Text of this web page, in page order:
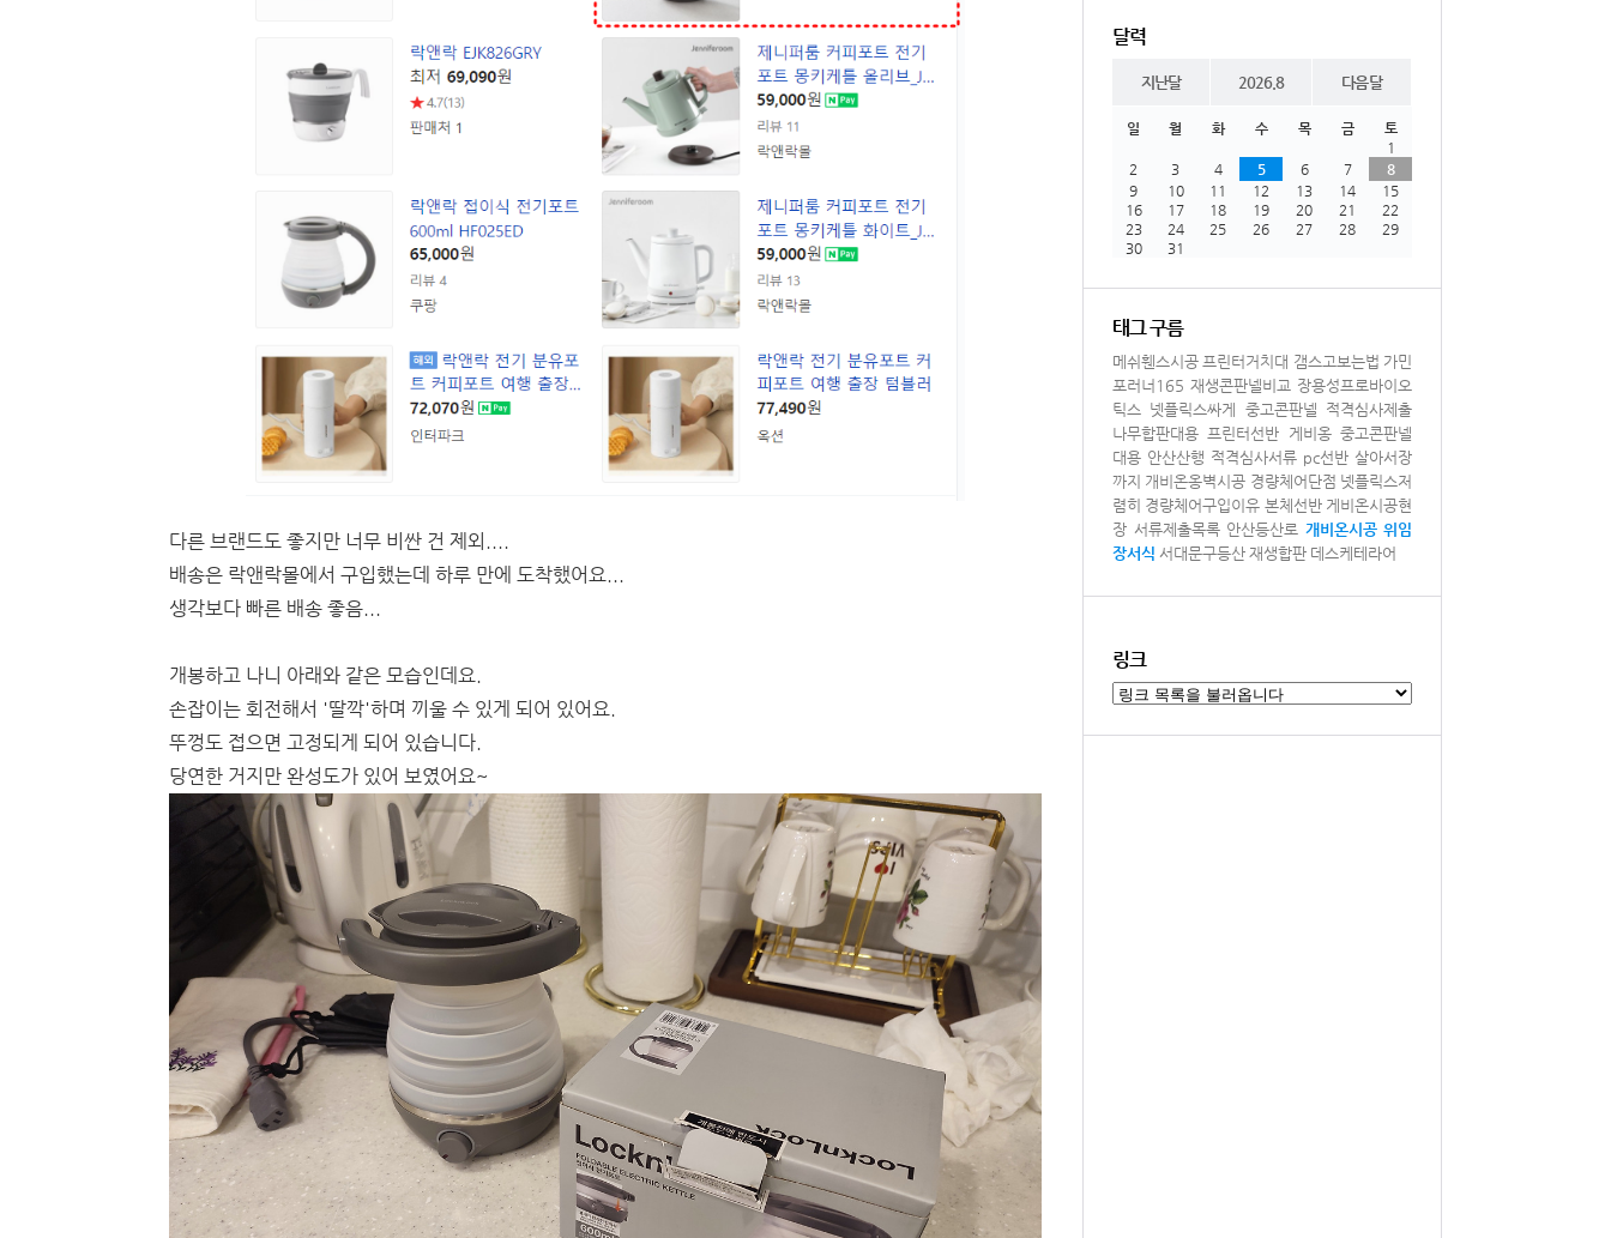
다른 브랜드도 좋지만 너무 비싼 건 제외....
배송은 락앤락몰에서 구입했는데 하루 만에 도착했어요...
생각보다 빠른 배송 좋음...
개봉하고 나니 아래와 같은 모습인데요.
손잡이는 회전해서 '딸깍'하며 끼울 수 있게 되어 있어요.
뚜껑도 접으면 고정되게 되어 있습니다.
당연한 거지만 완성도가 있어 보였어요~
달력
지난달 2026.8 다음달
일 월 화 수 목 금
토
1
2
3 4 5 6 7
8
9
10 11 12 13 14
15
16
17 18 19 20 21
22
23
24 25 26 27 28
29
30
31
태그 구름
메쉬휀스시공 프린터거치대 갬스고보는법 가민
포러너165 재생콘판넬비교 장용성프로바이오
틱스 넷플릭스싸게 중고콘판넬 적격심사제출
나무합판대용 프린터선반 게비옹 중고콘판넬
대용 안산산행 적격심사서류 pc선반 살아서장
까지 개비온옹벽시공 경량체어단점 넷플릭스저
렴히 경량체어구입이유 본체선반 게비온시공현
장 서류제출목록 안산등산로 개비온시공 위임
장서식 서대문구등산 재생합판 데스케테라어
링크